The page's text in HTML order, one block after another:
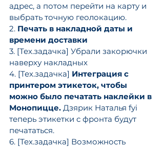
адрес, а потом перейти на карту и
выбрать точную геолокацию.
2. Печать в накладной даты и
времени доставки
3. [Тех.задачка] Убрали закорючки
наверху накладных
4. [Тех.задачка] Интеграция с
принтером этикеток, чтобы
можно было печатать наклейки в
Монопицце. Дзярик Наталья fyi
теперь этикетки с фронта будут
печататься.
6. [Тех.задачка] Возможность